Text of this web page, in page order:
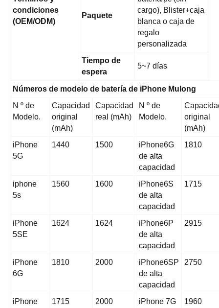
condiciones
(OEM/ODM)
Paquete
cargo), Blister+caja
blanca o caja de
regalo
personalizada
Tiempo de
espera
5~7 días
Números de modelo de batería de iPhone Mulong
N º de
Modelo.
Capacidad
original
(mAh)
Capacidad
real (mAh)
N º de
Modelo.
original
(mAh)
iPhone
5G
1440 1500
iPhone6G
de alta
capacidad
1810
iphone
5s
1560 1600
iPhone6S
de alta
capacidad
1715
iPhone
5SE
1624 1624
iPhone6P
de alta
capacidad
2915
iPhone
6G
1810 2000
iPhone6SP
de alta
capacidad
2750
iPhone
1715 2000
iPhone 7G
1960